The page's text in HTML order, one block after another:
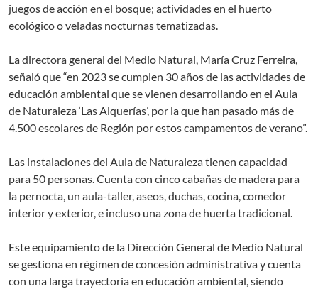
juegos de acción en el bosque; actividades en el huerto
ecológico o veladas nocturnas tematizadas.
La directora general del Medio Natural, María Cruz Ferreira,
señaló que “en 2023 se cumplen 30 años de las actividades de
educación ambiental que se vienen desarrollando en el Aula
de Naturaleza ‘Las Alquerías’, por la que han pasado más de
4.500 escolares de Región por estos campamentos de verano”.
Las instalaciones del Aula de Naturaleza tienen capacidad
para 50 personas. Cuenta con cinco cabañas de madera para
la pernocta, un aula-taller, aseos, duchas, cocina, comedor
interior y exterior, e incluso una zona de huerta tradicional.
Este equipamiento de la Dirección General de Medio Natural
se gestiona en régimen de concesión administrativa y cuenta
con una larga trayectoria en educación ambiental, siendo